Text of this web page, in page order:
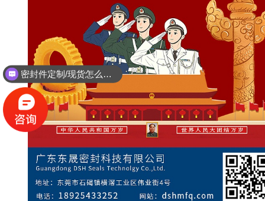
密封件定制/现货怎么报价，起订量多少？